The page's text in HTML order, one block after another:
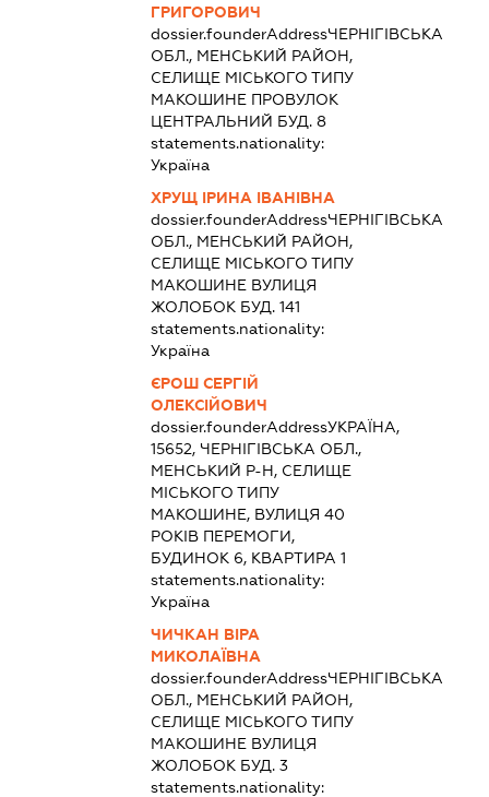
ГРИГОРОВИЧ
dossier.founderAddressЧЕРНІГІВСЬКА
ОБЛ., МЕНСЬКИЙ РАЙОН,
СЕЛИЩЕ МІСЬКОГО ТИПУ
МАКОШИНЕ ПРОВУЛОК
ЦЕНТРАЛЬНИЙ БУД. 8
statements.nationality:
Україна
ХРУЩ ІРИНА ІВАНІВНА
dossier.founderAddressЧЕРНІГІВСЬКА
ОБЛ., МЕНСЬКИЙ РАЙОН,
СЕЛИЩЕ МІСЬКОГО ТИПУ
МАКОШИНЕ ВУЛИЦЯ
ЖОЛОБОК БУД. 141
statements.nationality:
Україна
ЄРОШ СЕРГІЙ
ОЛЕКСІЙОВИЧ
dossier.founderAddressУКРАЇНА,
15652, ЧЕРНІГІВСЬКА ОБЛ.,
МЕНСЬКИЙ Р-Н, СЕЛИЩЕ
МІСЬКОГО ТИПУ
МАКОШИНЕ, ВУЛИЦЯ 40
РОКІВ ПЕРЕМОГИ,
БУДИНОК 6, КВАРТИРА 1
statements.nationality:
Україна
ЧИЧКАН ВІРА
МИКОЛАЇВНА
dossier.founderAddressЧЕРНІГІВСЬКА
ОБЛ., МЕНСЬКИЙ РАЙОН,
СЕЛИЩЕ МІСЬКОГО ТИПУ
МАКОШИНЕ ВУЛИЦЯ
ЖОЛОБОК БУД. 3
statements.nationality: